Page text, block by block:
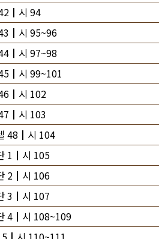
시 94
시 95~96
시 97~98
시 99~101
시 102
시 103
48┃시 104
1┃시 105
2┃시 106
3┃시 107
4┃시 108~109